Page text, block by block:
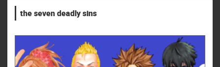
the seven deadly sins